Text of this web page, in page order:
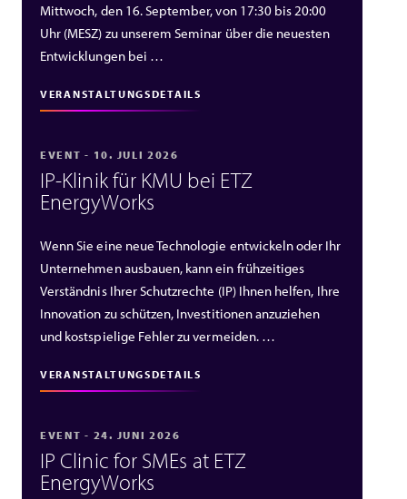
Mittwoch, den 16. September, von 17:30 bis 20:00
Uhr (MESZ) zu unserem Seminar über die neuesten
Entwicklungen bei …
VERANSTALTUNGSDETAILS
EVENT - 10. JULI 2026
IP‑Klinik für KMU bei ETZ
EnergyWorks
Wenn Sie eine neue Technologie entwickeln oder Ihr
Unternehmen ausbauen, kann ein frühzeitiges
Verständnis Ihrer Schutzrechte (IP) Ihnen helfen, Ihre
Innovation zu schützen, Investitionen anzuziehen
und kostspielige Fehler zu vermeiden. …
VERANSTALTUNGSDETAILS
EVENT - 24. JUNI 2026
IP Clinic for SMEs at ETZ
EnergyWorks